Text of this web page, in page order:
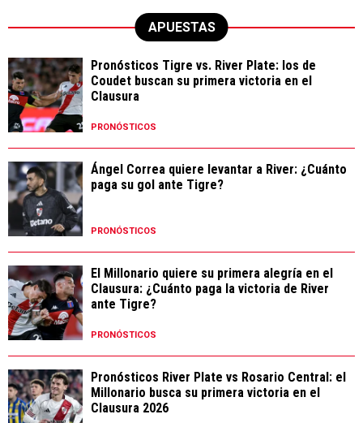
APUESTAS
Pronósticos Tigre vs. River Plate: los de
Coudet buscan su primera victoria en el
Clausura
PRONÓSTICOS
Ángel Correa quiere levantar a River: ¿Cuánto
paga su gol ante Tigre?
PRONÓSTICOS
El Millonario quiere su primera alegría en el
Clausura: ¿Cuánto paga la victoria de River
ante Tigre?
PRONÓSTICOS
Pronósticos River Plate vs Rosario Central: el
Millonario busca su primera victoria en el
Clausura 2026